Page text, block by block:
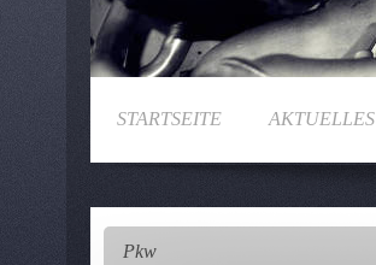
STARTSEITE AKTUELLES
Pkw